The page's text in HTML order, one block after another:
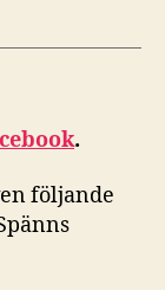
.
följande